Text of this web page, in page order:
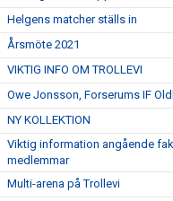
Helgens matcher ställs in
Årsmöte 2021
VIKTIG INFO OM TROLLEVI
Owe Jonsson, Forserums IF
NY KOLLEKTION
Viktig information angående
medlemmar
Multi-arena på Trollevi